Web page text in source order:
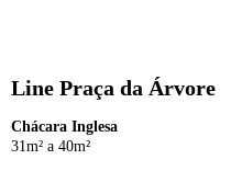
Line Praça da Árvore
Chácara Inglesa
31m² a 40m²